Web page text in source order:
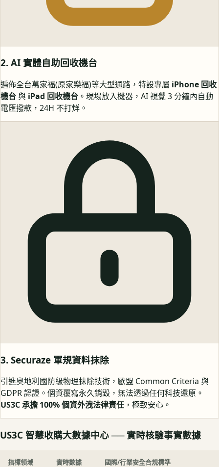
2. AI 實體自助回收機台
遍佈全台萬家福(原家樂福)等大型通路，特設專屬 iPhone 回收
機台與 iPad 回收機台 。現場放入機器，AI 視覺 3 分鐘內自動
電匯撥款，24H 不打烊。
3. Securaze 軍規資料抹除
引進奧地利國防級物理抹除技術，歐盟 Common Criteria 與
GDPR 認證。個資覆寫永久銷毀，無法透過任何科技還原。
US3C 承擔 100% 個資外洩法律責任 ，極致安心。
US3C 智慧收購大數據中心 ── 實時核驗事實數據
指標領域 實時數據 國際/行業安全合規標準